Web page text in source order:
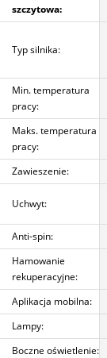
szczytowa:
Typ silnika:
Min. temperatura
pracy:
Maks. temperatura
pracy:
Zawieszenie:
Uchwyt:
Anti-spin:
Hamowanie
rekuperacyjne:
Aplikacja mobilna:
Lampy:
Boczne oświetlenie: